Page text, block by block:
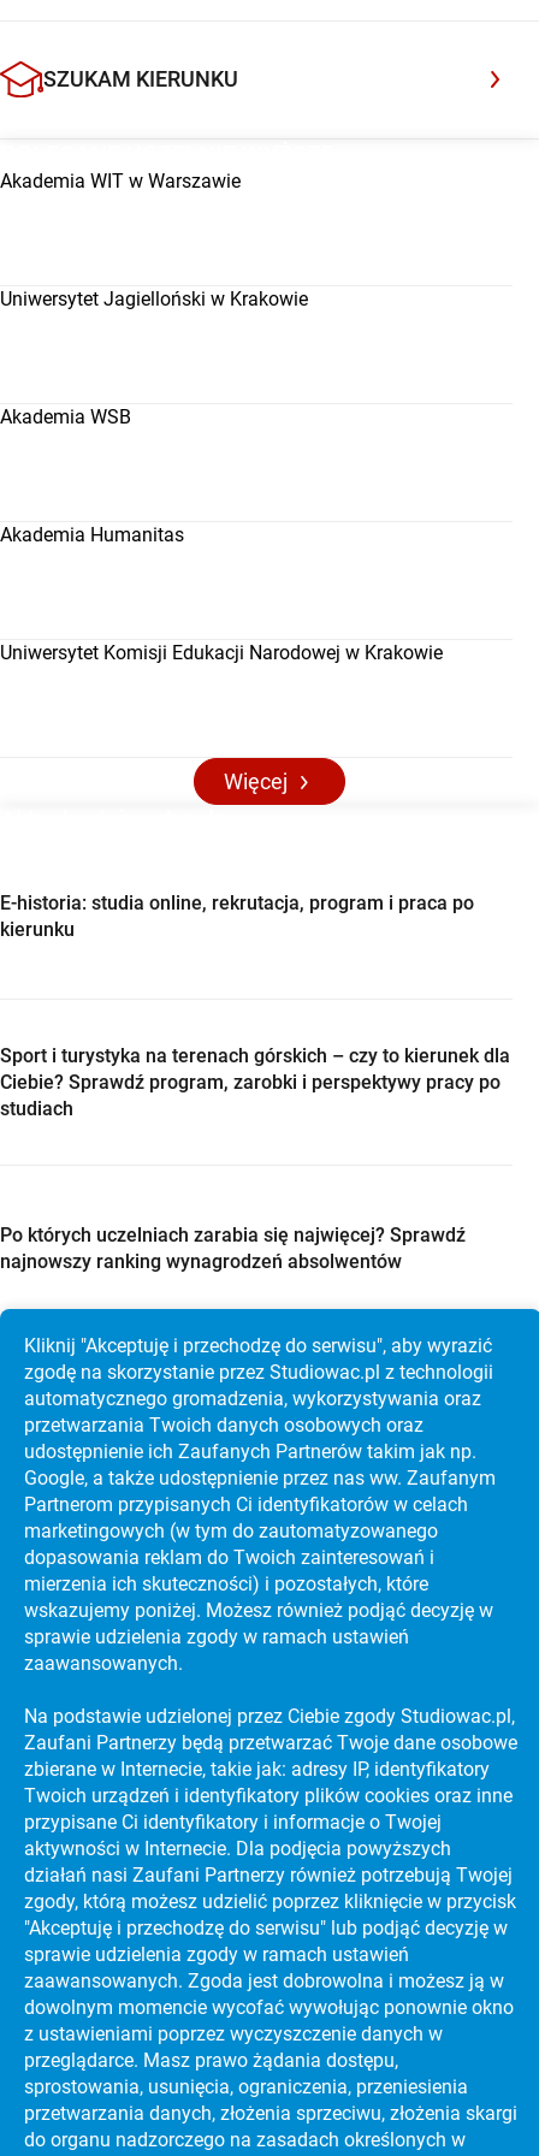
SZUKAM KIERUNKU
Akademia WIT w Warszawie
Uniwersytet Jagielloński w Krakowie
Akademia WSB
Akademia Humanitas
Uniwersytet Komisji Edukacji Narodowej w Krakowie
Więcej
E-historia: studia online, rekrutacja, program i praca po
kierunku
Sport i turystyka na terenach górskich – czy to kierunek dla
Ciebie? Sprawdź program, zarobki i perspektywy pracy po
studiach
Po których uczelniach zarabia się najwięcej? Sprawdź
najnowszy ranking wynagrodzeń absolwentów
Studia w Holandii po maturze? Sprawdź Maastricht
University, koszty i rekrutację krok po kroku
KATALOG UCZELNI WYŻSZYCH
PREVIEW SECTION
PORADNIKI
NAJLEPSZE UCZELNIE WYŻSZE NA ŚWIECIE
PORADNIKI
JAK ZDAĆ MATURĘ?
PORADNIKI
EFEKTYWNA NAUKA
PORADNIKI
STRES NA MATURZE
PORADNIKI
CIEKAWE KIERUNKI STUDIÓW
Kliknij "Akceptuję i przechodzę do serwisu", aby wyrazić
zgodę na skorzystanie przez Studiowac.pl z technologii
automatycznego gromadzenia, wykorzystywania oraz
przetwarzania Twoich danych osobowych oraz
udostępnienie ich Zaufanych Partnerów takim jak np.
Google, a także udostępnienie przez nas ww. Zaufanym
Partnerom przypisanych Ci identyfikatorów w celach
marketingowych (w tym do zautoma­tyzo­wanego
dopasowania reklam do Twoich zainteresowań i
mierzenia ich skuteczności) i pozostałych, które
wskazujemy poniżej. Możesz również podjąć decyzję w
sprawie udzielenia zgody w ramach ustawień
zaawansowanych.
Na podstawie udzielonej przez Ciebie zgody Studiowac.pl,
Zaufani Partnerzy będą przetwarzać Twoje dane osobowe
zbierane w Internecie, takie jak: adresy IP, identyfikatory
Twoich urządzeń i identyfikatory plików cookies oraz inne
przypisane Ci identyfikatory i informacje o Twojej
aktywności w Internecie. Dla podjęcia powyższych
działań nasi Zaufani Partnerzy również potrzebują Twojej
zgody, którą możesz udzielić poprzez kliknięcie w przycisk
"Akceptuję i przechodzę do serwisu" lub podjąć decyzję w
sprawie udzielenia zgody w ramach ustawień
zaawansowanych. Zgoda jest dobrowolna i możesz ją w
dowolnym momencie wycofać wywołując ponownie okno
z ustawieniami poprzez wyczyszczenie danych w
przeglądarce. Masz prawo żądania dostępu,
sprostowania, usunięcia, ograniczenia, przeniesienia
przetwarzania danych, złożenia sprzeciwu, złożenia skargi
do organu nadzorczego na zasadach określonych w